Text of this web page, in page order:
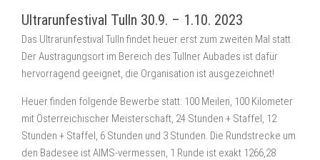
Ultrarunfestival Tulln 30.9. – 1.10. 2023
Das Ultrarunfestival Tulln findet heuer erst zum zweiten Mal statt.
Der Austragungsort im Bereich des Tullner Aubades ist dafür
hervorragend geeignet, die Organisation ist ausgezeichnet!
Heuer finden folgende Bewerbe statt: 100 Meilen, 100 Kilometer
mit Österreichischer Meisterschaft, 24 Stunden + Staffel, 12
Stunden + Staffel, 6 Stunden und 3 Stunden. Die Rundstrecke um
den Badesee ist AIMS-vermessen, 1 Runde ist exakt 1266,28